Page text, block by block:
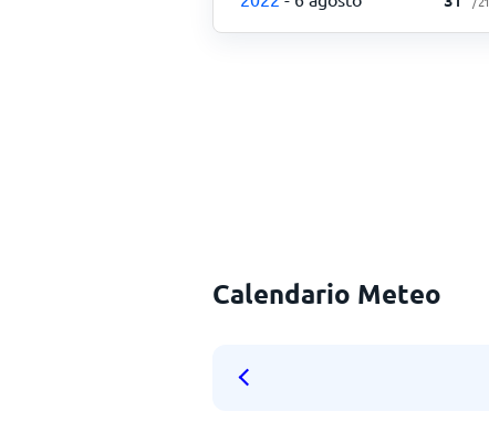
Calendario Meteo